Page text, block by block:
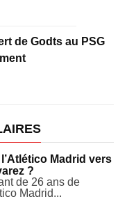
de Godts au PSG
Madrid vers
?
de 26 ans de
Madrid...